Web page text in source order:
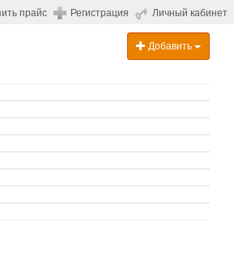
прайс Регистрация Личный кабинет
Добавить